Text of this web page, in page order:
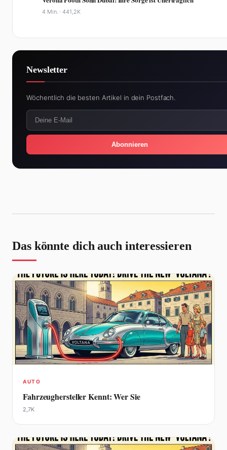
4 Min. ·441,2K
Newsletter
Wöchentlich die besten Artikel in dein Postfach.
Abonnieren
Das könnte dich auch interessieren
AUTO
Fahrzeughersteller Kennt: Wer Sie
2,7K